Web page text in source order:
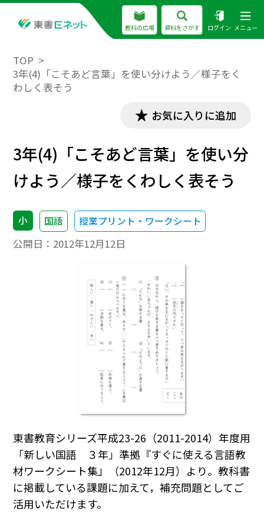
教科の広場 資料をさがす ログイン メニュー
TOP
3年(4)「こそあど言葉」を使い分けよう／様子をく
わしく表そう
お気に入りに追加
3年(4)「こそあど言葉」を使い分
けよう／様子をくわしく表そう
小 国語 授業プリント・ワークシート
公開日： 2012年12月12日
東書教育シリーズ平成23-26（2011-2014）年度用
「新しい国語 ３年」準拠『すぐに使える言語教
材ワークシート集』（2012年12月）より。教科書
に掲載している課題に加えて，補充問題としてご
活用いただけます。